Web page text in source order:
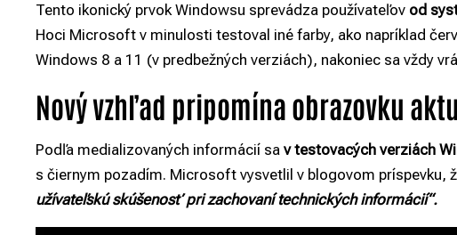
Tento ikonický prvok Windowsu sprevádza používateľov od
Hoci Microsoft v minulosti testoval iné farby, ako napríklad
Windows 8 a 11 (v predbežných verziách), nakoniec sa vždy
Nový vzhľad pripomína obrazovku
Podľa medializovaných informácií sa v testovacých verziách
s čiernym pozadím. Microsoft vysvetlil v blogovom príspevku,
užívateľskú skúšenosť pri zachovaní technických informácií“.